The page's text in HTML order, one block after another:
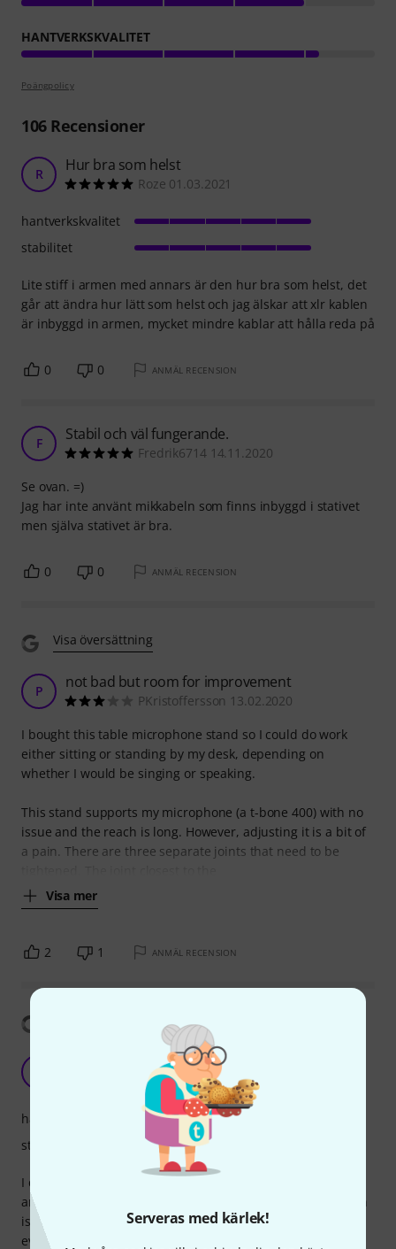
Serveras med kärlek!
HANTVERKSKVALITET
Poängpolicy
106Recensioner
R Hur bra som helst
Roze 01.03.2021
Lite stiff i armen med annars är den hur bra som helst, det
går att ändra hur lätt som helst och jag älskar att xlr kablen
är inbyggd in armen, mycket mindre kablar att hålla reda på
hantverkskvalitet
stabilitet
0 0 ANMÄL RECENSION
F Stabil och väl fungerande.
Fredrik6714 14.11.2020
Se ovan. =)
Jag har inte använt mikkabeln som finns inbyggd i stativet
men själva stativet är bra.
0 0 ANMÄL RECENSION
Visa översättning
P not bad but room for improvement
PKristoffersson 13.02.2020
I bought this table microphone stand so I could do work
either sitting or standing by my desk, depending on
whether I would be singing or speaking.
This stand supports my microphone (a t-bone 400) with no
issue and the reach is long. However, adjusting it is a bit of
a pain. There are three separate joints that need to be
Visa mer
2 1 ANMÄL RECENSION
Disgusting Design Flaw – Avoid at All Costs
SmarttMark 22.06.2025
I deeply regret purchasing the Millenium DS200 Black mic
arm. On the surface, it looks sturdy enough, but the design
is absolutely appalling. If the wire goes—which it will,
eventually—there is no accessible way to replace it unless
hantverkskvalitet
stabilitet